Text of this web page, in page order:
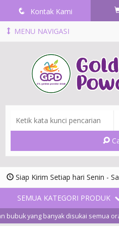
q Kontak Kami
MENU NAVIGASI
Siap Kirim Setiap hari Senin -
SEMUA KATEGORI PRODUK
yang banyak disukai semua